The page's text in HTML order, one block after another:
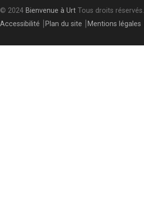
© 2024 Bienvenue à Urt Tous droits réservés.
Accessibilité
Plan du site Mentions légales